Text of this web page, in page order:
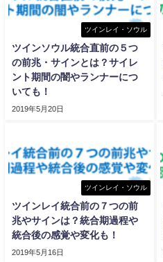
ツインレイ・ソウル
ツインソウル統合直前の５つ
の前兆・サインとは？サイレ
ント期間の闇やランナーにつ
いても！
2019年5月20日
ツインレイ・ソウル
ツインレイ統合前の７つの前
兆やサインは？統合期過程や
統合後の感覚や変化も！
2019年5月16日